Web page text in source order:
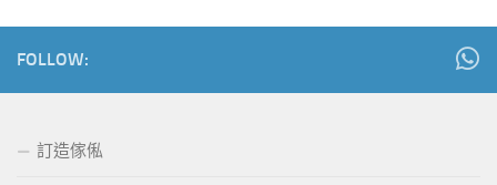
FOLLOW:
訂造傢俬